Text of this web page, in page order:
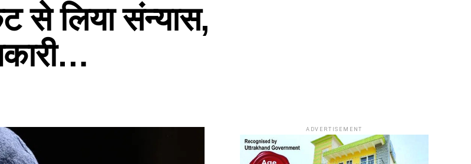
से लिया संन्यास,
ADVERTISEMENT